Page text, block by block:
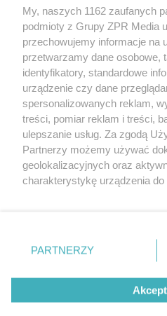
Żaden utwór zamieszczony w
rozpowszechniany lub dalej
tym także elektroniczny lub
eksploatacji w jakiejkolwiek formie,
Internecie bez pisemnej zgody
wykorzystanie utworów w całości lub
tzn. bez właściwej zgody, jest
ścigane prawnie.
© 2026 Grupa
My, naszych 1162 zaufanych
podmioty z Grupy ZPR Media
przechowujemy informacje na
przetwarzamy dane osobowe,
identyfikatory, standardowe
urządzenie czy dane
spersonalizowanych reklam,
treści, pomiar reklam i treści,
ulepszanie usług. Za zgodą
Partnerzy możemy używać
geolokalizacyjnych oraz
charakterystykę urządzenia do
zmienić/wycofać klikając
znajdujący się w lewym
rodzaje przetwarzania danych
użytkownika, ale masz prawo
przetwarzaniu. Preferencje
PARTNERZY